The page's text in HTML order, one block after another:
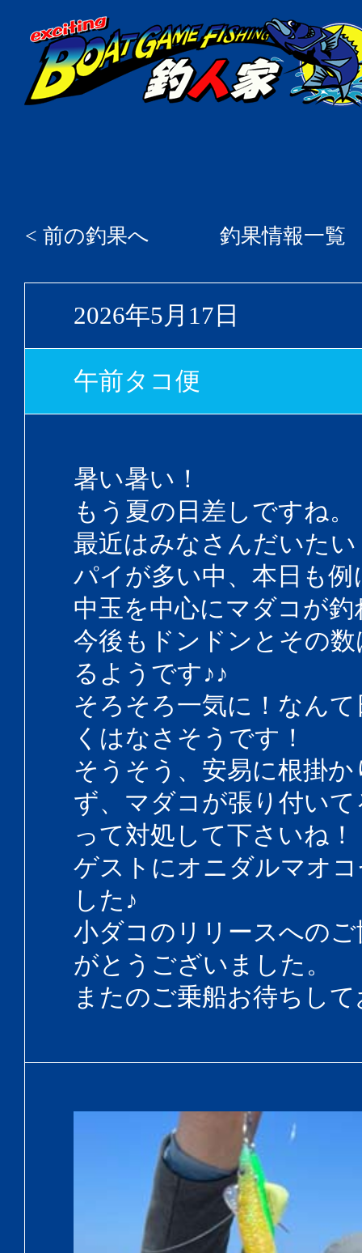
< 前の釣果へ 釣果情報一覧
2026年5月17日
午前タコ便
暑い暑い！
もう夏の日差しですね。
最近はみなさんだいた
パイが多い中、本日も例
中玉を中心にマダコが
今後もドンドンとその
るようです♪♪
そろそろ一気に！なん
くはなさそうです！
そうそう、安易に根掛
ず、マダコが張り付い
って対処して下さいね！
ゲストにオニダルマオ
した♪
小ダコのリリースへの
がとうございました。
またのご乗船お待ちし